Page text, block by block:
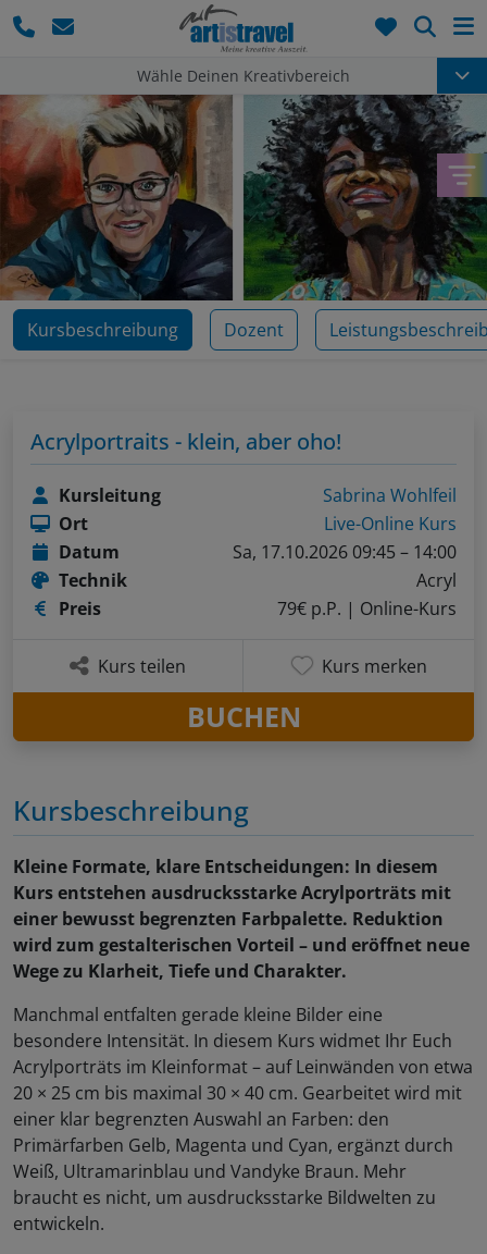
Wähle Deinen Kreativbereich
Kursbeschreibung Dozent
Kursbeschreibung
Kleine Formate, klare Entscheidungen: In diesem
Kurs entstehen ausdrucksstarke Acrylporträts mit
einer bewusst begrenzten Farbpalette. Reduktion
wird zum gestalterischen Vorteil – und eröffnet neue
Wege zu Klarheit, Tiefe und Charakter.
Manchmal entfalten gerade kleine Bilder eine
besondere Intensität. In diesem Kurs widmet Ihr Euch
Acrylporträts im Kleinformat – auf Leinwänden von etwa
20 × 25 cm bis maximal 30 × 40 cm. Gearbeitet wird mit
einer klar begrenzten Auswahl an Farben: den
Primärfarben Gelb, Magenta und Cyan, ergänzt durch
Weiß, Ultramarinblau und Vandyke Braun. Mehr
braucht es nicht, um ausdrucksstarke Bildwelten zu
entwickeln.
Acrylportraits - klein, aber oho!
Kursleitung
Sabrina Wohlfeil
Ort
Live-Online Kurs
Datum
Sa, 17.10.2026 09:45 – 14:00
Technik
Acryl
Preis
79€ p.P. | Online-Kurs
Kurs teilen Kurs merken
BUCHEN